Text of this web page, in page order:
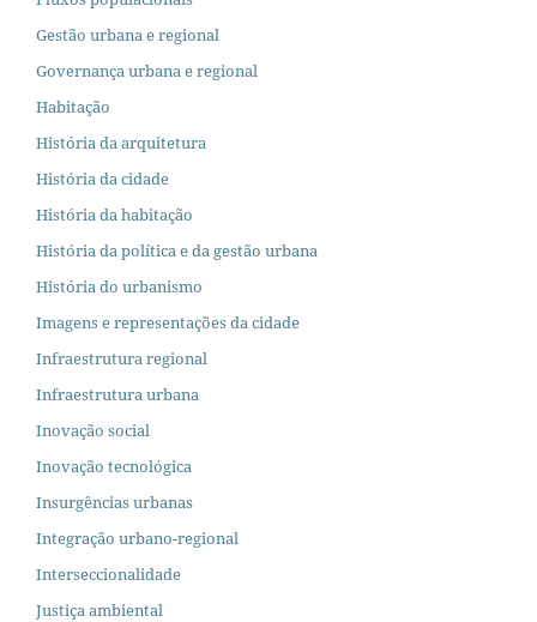
Gestão urbana e regional
Governança urbana e regional
Habitação
História da arquitetura
História da cidade
História da habitação
História da política e da gestão urbana
História do urbanismo
Imagens e representações da cidade
Infraestrutura regional
Infraestrutura urbana
Inovação social
Inovação tecnológica
Insurgências urbanas
Integração urbano-regional
Interseccionalidade
Justiça ambiental